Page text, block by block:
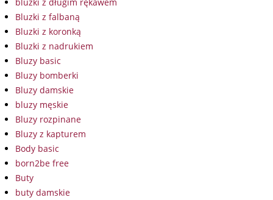
Bluzki z falbaną
Bluzki z koronką
Bluzki z nadrukiem
Bluzy basic
Bluzy bomberki
Bluzy damskie
bluzy męskie
Bluzy rozpinane
Bluzy z kapturem
Body basic
born2be free
Buty
buty damskie